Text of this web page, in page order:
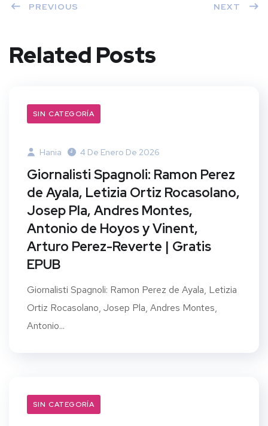
PREVIOUS NEXT
Related Posts
SIN CATEGORÍA
Hania 4 De Enero De 2026
Giornalisti Spagnoli: Ramon Perez
de Ayala, Letizia Ortiz Rocasolano,
Josep Pla, Andres Montes,
Antonio de Hoyos y Vinent,
Arturo Perez-Reverte | Gratis
EPUB
Giornalisti Spagnoli: Ramon Perez de Ayala, Letizia
Ortiz Rocasolano, Josep Pla, Andres Montes,
Antonio...
SIN CATEGORÍA